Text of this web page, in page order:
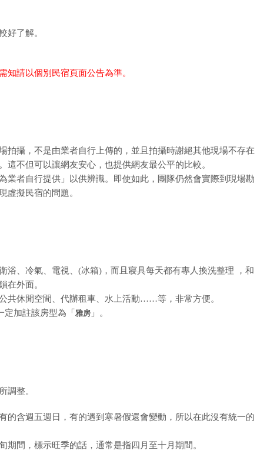
好了解。
知請以個別民宿頁面公告為準。
拍攝，不是由業者自行上傳的，並且拍攝時謝絕其他現場不存在
不但可以讓網友安心，也提供網友最公平的比較。
業者自行提供」以供辨識。即使如此，團隊仍然會實際到現場勘
虛擬民宿的問題。
浴、冷氣、電視、(冰箱)，而且寢具每天都有專人換洗整理 ，和
在外面。
共休閒空間、代辦租車、水上活動……等，非常方便。
加註該房型為「 雅房 」。
調整。
的含週五週日，有的遇到寒暑假還會變動，所以在此沒有統一的
間，標示旺季的話，通常是指四月至十月期間。